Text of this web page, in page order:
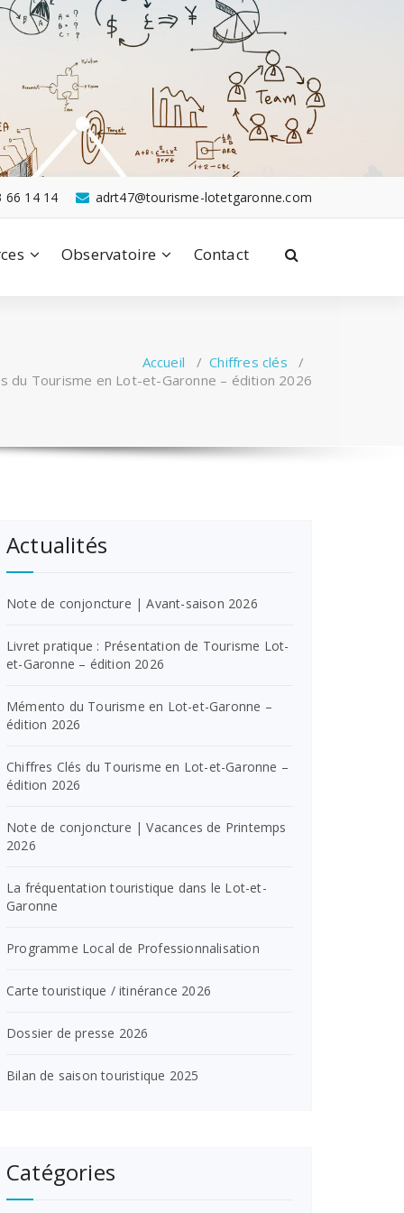
adrt47@tourisme-lotetgaronne.com
66 14 14
Observatoire Contact
Accueil /Chiffres clés /
du Tourisme en Lot-et-Garonne – édition 2026
Actualités
Note de conjoncture | Avant-saison 2026
Livret pratique : Présentation de Tourisme Lot-
et-Garonne – édition 2026
Mémento du Tourisme en Lot-et-Garonne –
édition 2026
Chiffres Clés du Tourisme en Lot-et-Garonne –
édition 2026
Note de conjoncture | Vacances de Printemps
2026
La fréquentation touristique dans le Lot-et-
Garonne
Programme Local de Professionnalisation
Carte touristique / itinérance 2026
Dossier de presse 2026
Bilan de saison touristique 2025
Catégories